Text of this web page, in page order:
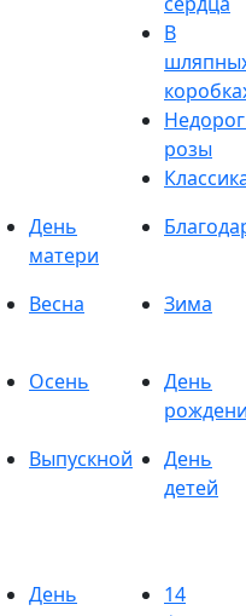
В
розы
День
матери
Весна Зима
Осень
День
Выпускной
День
детей
День
14